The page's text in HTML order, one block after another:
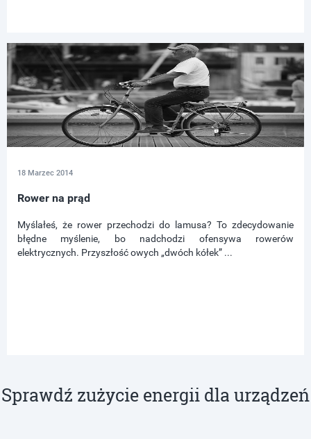
18 Marzec 2014
Rower na prąd
Myślałeś, że rower przechodzi do lamusa? To zdecydowanie
błędne myślenie, bo nadchodzi ofensywa rowerów
elektrycznych. Przyszłość owych „dwóch kółek” ...
Sprawdź zużycie energii dla urządzeń